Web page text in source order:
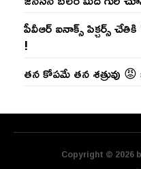
పీవీఆర్ ఐనాక్స్ పిక్చర్స్ చేతికి
!
తన కోపమే తన శత్రువు
Copyright © 2026